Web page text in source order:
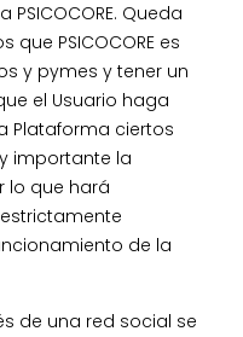
Queda
PSICOCORE es
y pymes y tener un
el Usuario haga
Plataforma ciertos
importante la
lo que hará
de la
de una red social se